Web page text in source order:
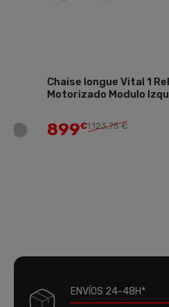
Chaise longue Vital 1 Relax
Motorizado Modulo Izquierda
899€1.123,75 €
ENVÍOS 24-48H*